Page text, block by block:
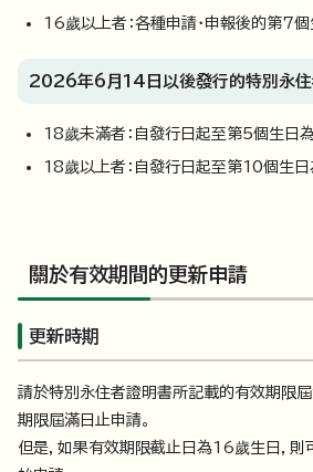
16歲以上者：各種申請・申報後的第7
2026年6月14日以後發行的特別永住
18歲未滿者：自發行日起至第5個生日
18歲以上者：自發行日起至第10個生日
關於有效期間的更新申請
更新時期
請於特別永住者證明書所記載的有效期限
期限屆滿日止申請。
但是，如果有效期限截止日為16歲生日，